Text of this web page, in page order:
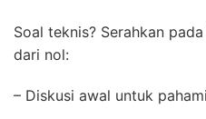
Soal teknis? Serahkan
dari nol:
– Diskusi awal untuk